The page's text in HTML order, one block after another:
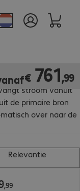
stroom vanuit
de primaire bron
over naar de
€ 761,99
€ 761,99
Relevantie
,99